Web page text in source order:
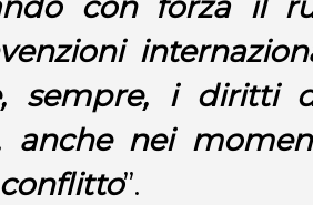
con forza il
sempre, i diritti
anche nei
”.